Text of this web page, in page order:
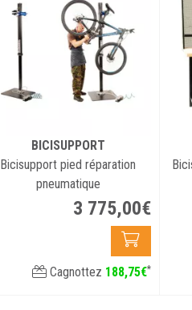
BICISUPPORT
Bicisupport pied réparation
pneumatique
3 775,00€
Cagnottez 188,75€*